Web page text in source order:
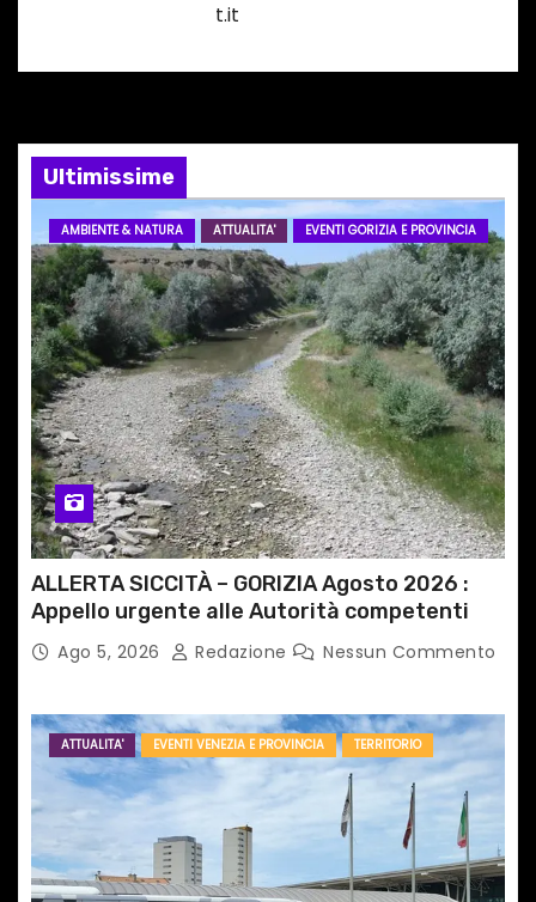
e
a
r
t
i
c
o
l
i
t.it
Ultimissime
AMBIENTE & NATURA ATTUALITA' EVENTI GORIZIA E PROVINCIA
ALLERTA SICCITÀ – GORIZIA Agosto 2026 :
Appello urgente alle Autorità competenti
Ago 5, 2026 Redazione Nessun Commento
ATTUALITA' EVENTI VENEZIA E PROVINCIA TERRITORIO